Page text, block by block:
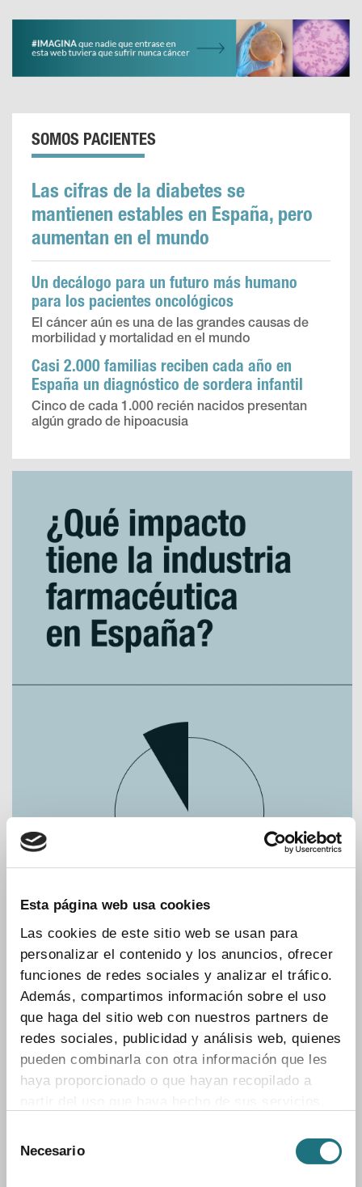
Esta página web usa cookies
Las cookies de este sitio web se usan para
personalizar el contenido y los anuncios, ofrecer
funciones de redes sociales y analizar el tráfico.
Además, compartimos información sobre el uso
que haga del sitio web con nuestros partners de
redes sociales, publicidad y análisis web, quienes
pueden combinarla con otra información que les
haya proporcionado o que hayan recopilado a
Para más información puede acceder a nuestra
Necesario
SOMOS PACIENTES
Las cifras de la diabetes se
mantienen estables en España, pero
aumentan en el mundo
Un decálogo para un futuro más humano
para los pacientes oncológicos
El cáncer aún es una de las grandes causas de
morbilidad y mortalidad en el mundo
Casi 2.000 familias reciben cada año en
España un diagnóstico de sordera infantil
Cinco de cada 1.000 recién nacidos presentan
algún grado de hipoacusia
NEWSLETTER
Suscríbete a nuestro
boletín informativo